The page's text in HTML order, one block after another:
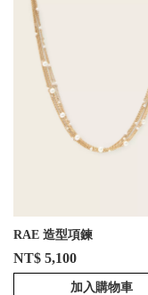
RAE 造型項鍊
NT$ 5,100
加入購物車